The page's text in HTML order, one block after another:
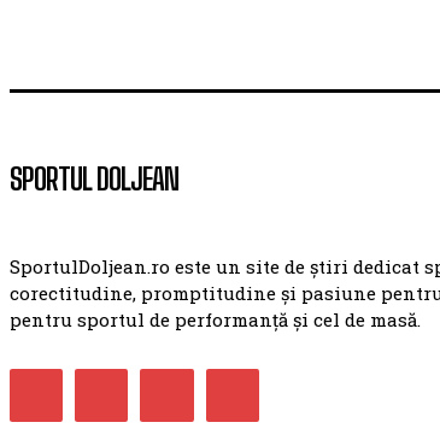
SPORTUL DOLJEAN
SportulDoljean.ro este un site de știri
corectitudine, promptitudine și pasiune
pentru sportul de performanță și cel de masă.